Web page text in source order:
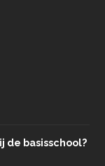
de basisschool?